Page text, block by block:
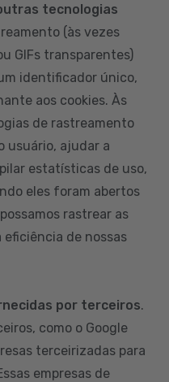
tecnologias
(às vezes
GIFs transparentes)
identificador único,
aos cookies. Às
de rastreamento
usuário, ajudar a
estatísticas de uso,
eles foram abertos
rastrear as
eficiência de nossas
por terceiros.
como o Google
terceirizadas para
empresas de